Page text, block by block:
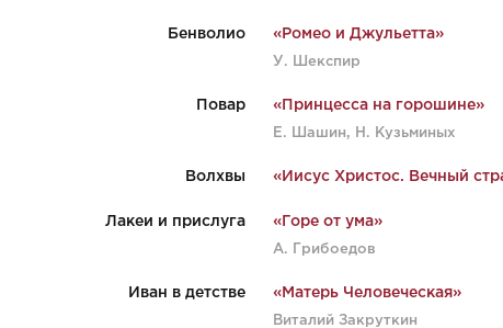
Бенволио «Ромео и Джульетта»
У. Шекспир
Повар «Принцесса на горошине»
Е. Шашин, Н. Кузьминых
Волхвы «Иисус Христос. Вечный
Лакеи и прислуга «Горе от ума»
А. Грибоедов
Иван в детстве «Матерь Человеческая»
Виталий Закруткин